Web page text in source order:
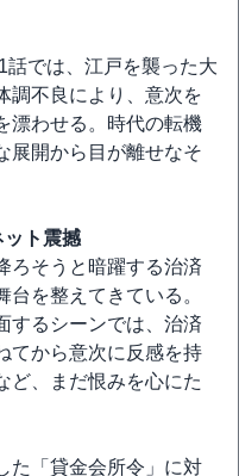
では、江戸を襲った大
調不良により、意次を
漂わせる。時代の転機
展開から目が離せなそ
ト震撼
ろそうと暗躍する治済
を整えてきている。
するシーンでは、治済
てから意次に反感を持
ど、まだ恨みを心にた
た「貸金会所令」に対